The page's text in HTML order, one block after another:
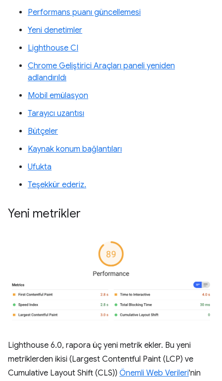
Performans puanı güncellemesi
Yeni denetimler
Lighthouse CI
Chrome Geliştirici Araçları paneli yeniden
adlandırıldı
Mobil emülasyon
Tarayıcı uzantısı
Bütçeler
Kaynak konum bağlantıları
Ufukta
Teşekkür ederiz.
Yeni metrikler
Lighthouse 6.0, rapora üç yeni metrik ekler. Bu yeni
metriklerden ikisi (Largest Contentful Paint (LCP) ve
Cumulative Layout Shift (CLS)) Önemli Web Verileri'nin